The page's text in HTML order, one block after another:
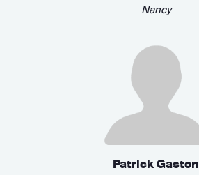
Nancy
Patrick Gaston